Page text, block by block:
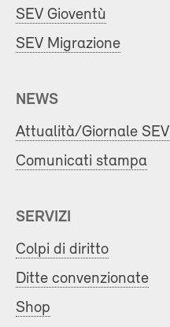
SEV Gioventù
SEV Migrazione
NEWS
Attualità/Giornale SEV
Comunicati stampa
SERVIZI
Colpi di diritto
Ditte convenzionate
Shop